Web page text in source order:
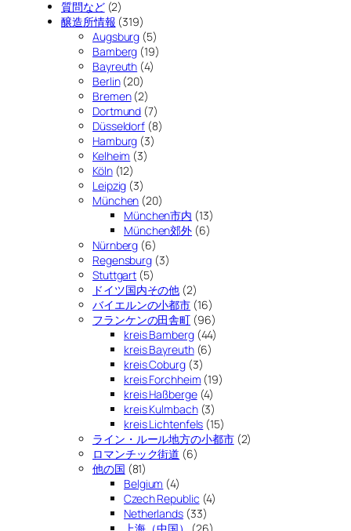
質問など(2)
醸造所情報 (319)
Augsburg (5)
Bamberg (19)
Bayreuth (4)
Berlin(20)
Bremen(2)
Dortmund (7)
Düsseldorf (8)
Hamburg (3)
Kelheim (3)
Köln(12)
Leipzig (3)
München (20)
München市内 (13)
München郊外 (6)
Nürnberg (6)
Regensburg (3)
Stuttgart (5)
ドイツ国内その他 (2)
バイエルンの小都市 (16)
フランケンの田舎町 (96)
kreis Bamberg(44)
kreis Bayreuth(6)
kreis Coburg(3)
kreis Forchheim (19)
kreis Haßberge(4)
kreis Kulmbach(3)
kreis Lichtenfels (15)
ライン・ルール地方の小都市(2)
ロマンチック街道 (6)
他の国 (81)
Belgium (4)
Czech Republic (4)
Netherlands(33)
上海（中国）
(26)